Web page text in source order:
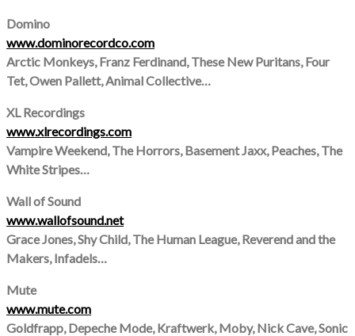
Domino
www.dominorecordco.com
Arctic Monkeys, Franz Ferdinand, These New Puritans, Four
Tet, Owen Pallett, Animal Collective…
XL Recordings
www.xlrecordings.com
Vampire Weekend, The Horrors, Basement Jaxx, Peaches, The
White Stripes…
Wall of Sound
www.wallofsound.net
Grace Jones, Shy Child, The Human League, Reverend and the
Makers, Infadels…
Mute
www.mute.com
Goldfrapp, Depeche Mode, Kraftwerk, Moby, Nick Cave, Sonic